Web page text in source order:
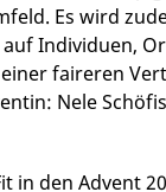
Es wird
Individuen,
faireren
Nele
in den Advent